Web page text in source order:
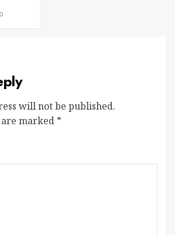
0
will not be published.
marked *